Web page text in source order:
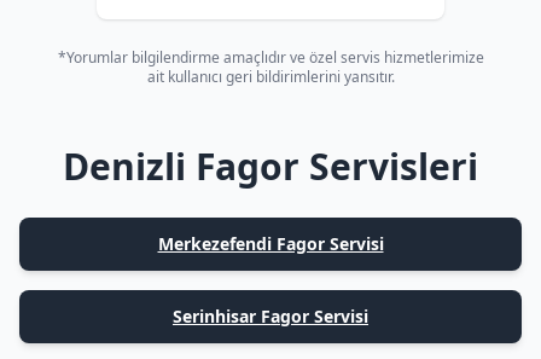
*Yorumlar bilgilendirme amaçlıdır ve özel servis hizmetlerimize
ait kullanıcı geri bildirimlerini yansıtır.
Denizli Fagor Servisleri
Merkezefendi Fagor Servisi
Serinhisar Fagor Servisi